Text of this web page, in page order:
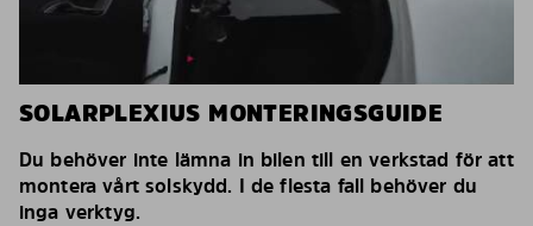
SOLARPLEXIUS MONTERINGSGUIDE
Du behöver inte lämna in bilen till en verkstad för att
montera vårt solskydd. I de flesta fall behöver du
inga verktyg.